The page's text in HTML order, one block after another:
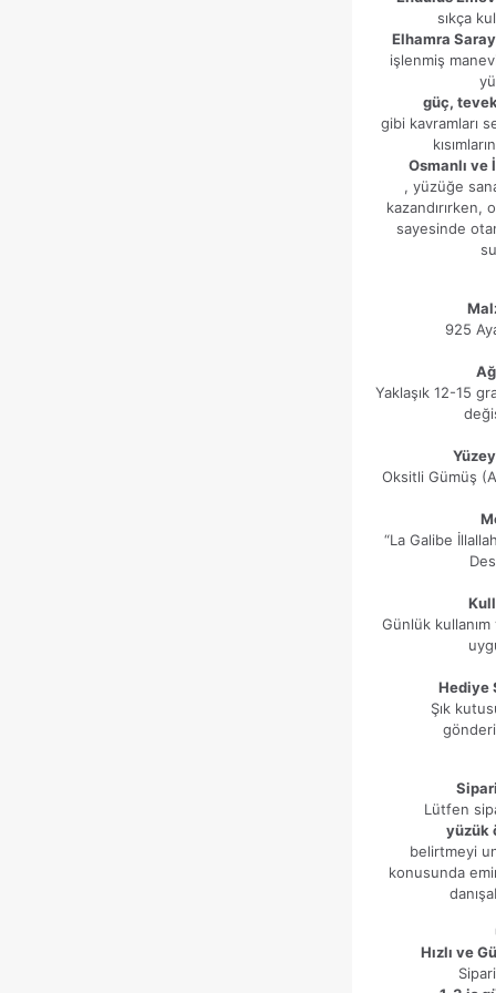
sıkça
Elhamra
işlenmiş
güç,
gibi kavramları
Osmanlı
, yüzüğe
kazandırırken,
sayesinde
925
Yaklaşık 12-15
Oksitli Gümüş
“La Galibe
Günlük
Hediye
Şık
Lütfen
yüzük
belirtmeyi
konusunda
Hızlı ve